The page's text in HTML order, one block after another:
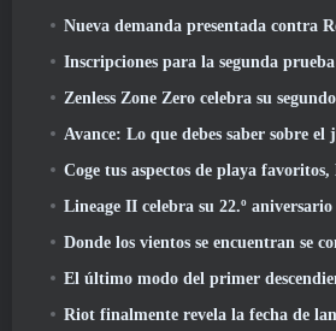
Nueva demanda presentada contra Roblox en Oregon
Inscripciones para la segunda prueba cerrada mundial
Zenless Zone Zero celebra su segundo aniversario ofreciendo a los jugadores la
Avance: Lo que debes saber sobre el juego de recolección de criaturas
Coge tus aspectos de playa favoritos, Los juegos de
Lineage II celebra su 22.º aniversario con un álbum
Donde los vientos se encuentran se convierte en una
El último modo del primer descendiente reúne las difíciles batallas de
Riot finalmente revela la fecha de lanzamiento del modo